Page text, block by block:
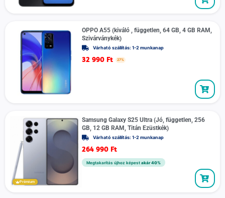
OPPO A55 (kiváló , független, 64 GB, 4 GB RAM,
Szivárványkék)
Várható szállítás: 1-2 munkanap
32 990 Ft 27%
Prémium
Samsung Galaxy S25 Ultra (Jó, független, 256
GB, 12 GB RAM, Titán Ezüstkék)
Várható szállítás: 1-2 munkanap
264 990 Ft
Megtakarítás újhoz képest akár 40%